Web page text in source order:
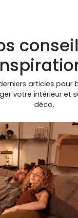
articles pour
votre intérieur et
déco.